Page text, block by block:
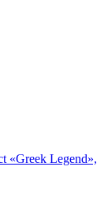
«Greek Legend»,